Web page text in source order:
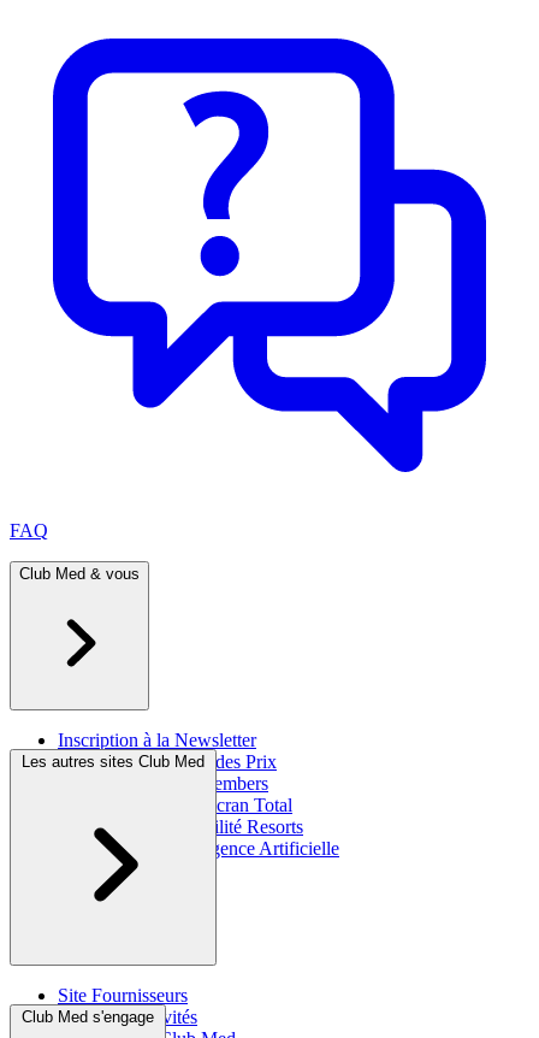
FAQ
Club Med & vous
Inscription à la Newsletter
Brochures & Cahier des Prix
Programme Great Members
Assurance Voyage Écran Total
Information accessibilité Resorts
Club Med & l'Intelligence Artificielle
Site Fournisseurs
CSE, Collectivités